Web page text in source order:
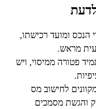
ומועד רכישתו,
מראש.
פטורה ממיסוי, ויש
לחישוב מס
והגשת מסמכים